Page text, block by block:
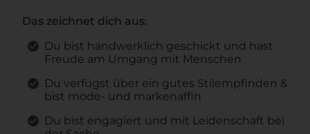
Das zeichnet dich aus:
Du bist handwerklich geschickt und hast
Freude am Umgang mit Menschen
Du verfügst über ein gutes Stilempfinden &
bist mode- und markenaffin
Du bist engagiert und mit Leidenschaft bei